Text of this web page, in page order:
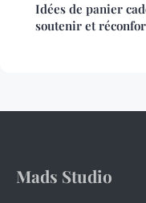
Idées de panier
soutenir et
Mads Studio